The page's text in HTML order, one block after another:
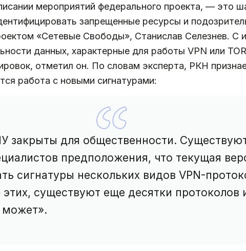
мероприятий федерального проекта, — это
запрещенные ресурсы и
«Сетевые Свободы», Станислав Селезнев.
данных, характерные для работы VPN или
отметил он. По словам эксперта, РКН
работа с новыми сигнатурами:
закрыты для общественности.
предположения, что текущая
сигнатуры нескольких видов VPN-
существуют еще десятки протоколов
может».